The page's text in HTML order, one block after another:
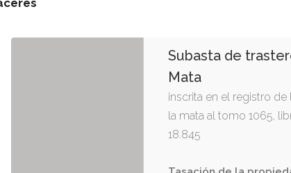
Subasta de
Mata
inscrita en el registro
la mata al tomo 1065,
18.845